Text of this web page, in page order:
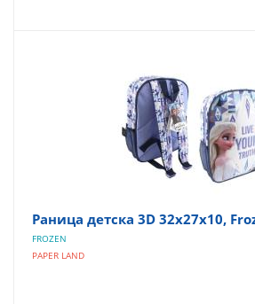
Раница детска 3D 32x27x10,
FROZEN
PAPER LAND